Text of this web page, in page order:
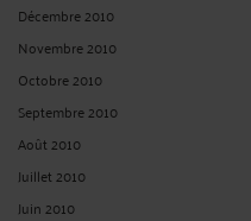
Décembre 2010
Novembre 2010
Octobre 2010
Septembre 2010
Août 2010
Juillet 2010
Juin 2010